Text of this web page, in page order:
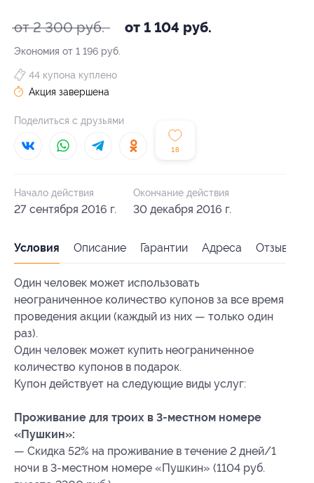
от 2 300 руб. от 1 104 руб.
Экономия от 1 196 руб.
18
44 купона куплено
Акция завершена
Поделиться с друзьями
Начало действия
27 сентября 2016 г.
Окончание действия
30 декабря 2016 г.
Условия Описание Гарантии Адреса Отзывы
Один человек может использовать
неограниченное количество купонов за все время
проведения акции (каждый из них — только один
раз).
Один человек может купить неограниченное
количество купонов в подарок.
Купон действует на следующие виды услуг:
Проживание для троих в 3-местном номере
«Пушкин»:
— Скидка 52% на проживание в течение 2 дней/1
ночи в 3-местном номере «Пушкин» (1104 руб.